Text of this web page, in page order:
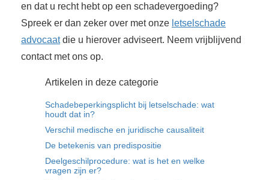
en dat u recht hebt op een schadevergoeding?
Spreek er dan zeker over met onze letselschade
advocaatdie u hierover adviseert. Neem vrijblijvend
contact met ons op.
Artikelen in deze categorie
Schadebeperkingsplicht bij letselschade: wat
houdt dat in?
Verschil medische en juridische causaliteit
De betekenis van predispositie
Deelgeschilprocedure: wat is het en welke
vragen zijn er?